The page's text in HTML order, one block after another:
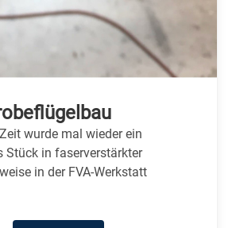
wurde mal wieder ein
Stück in faserverstärkter
in der FVA-Werkstatt